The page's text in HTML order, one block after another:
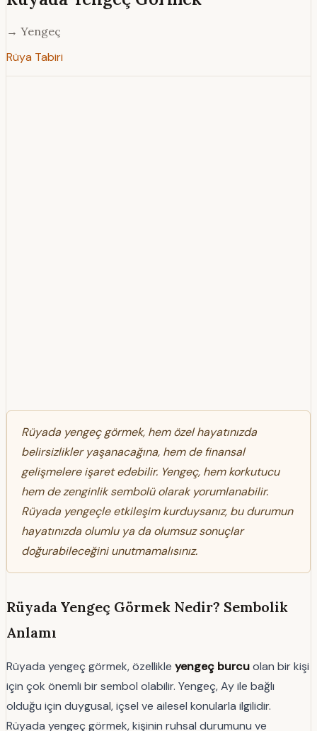
→ Yengeç
Rüya Tabiri
Rüyada yengeç görmek, hem özel hayatınızda
belirsizlikler yaşanacağına, hem de finansal
gelişmelere işaret edebilir. Yengeç, hem korkutucu
hem de zenginlik sembolü olarak yorumlanabilir.
Rüyada yengeçle etkileşim kurduysanız, bu durumun
hayatınızda olumlu ya da olumsuz sonuçlar
doğurabileceğini unutmamalısınız.
Rüyada Yengeç Görmek Nedir? Sembolik
Anlamı
Rüyada yengeç görmek, özellikle yengeç burcuolan bir kişi
için çok önemli bir sembol olabilir. Yengeç, Ay ile bağlı
olduğu için duygusal, içsel ve ailesel konularla ilgilidir.
Rüyada yengeç görmek, kişinin ruhsal durumunu ve